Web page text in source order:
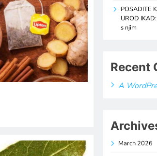
POSADITE
UROD
s njim
Recent
A
March 2026